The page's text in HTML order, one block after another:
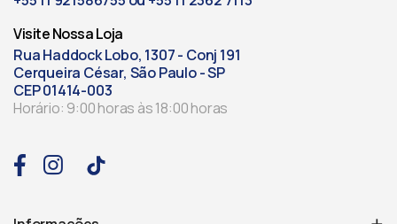
Visite Nossa Loja
Rua Haddock Lobo, 1307 - Conj 191
Cerqueira César, São Paulo - SP
CEP 01414-003
Horário: 9:00 horas às 18:00 horas